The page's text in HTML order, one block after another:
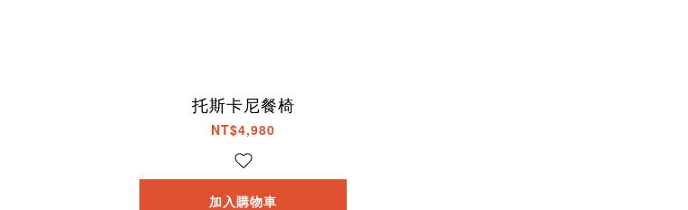
托斯卡尼餐椅
NT$4,980
加入購物車